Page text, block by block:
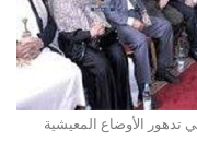
الأوضاع المعيشية